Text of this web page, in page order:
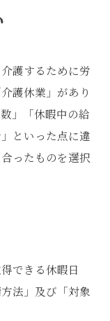
護するために労
護休業」があり
」「休暇中の給
といった点に違
ったものを選択
できる休暇日
法」及び「対象